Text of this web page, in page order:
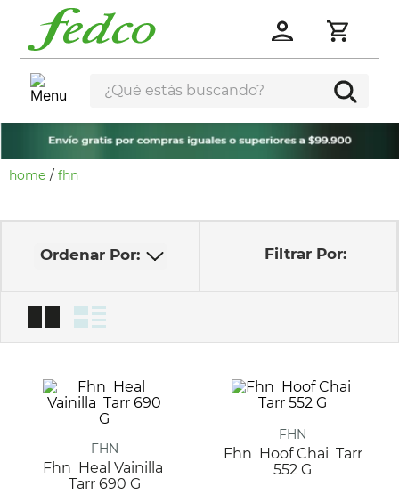
¿Qué estás buscando?
fhn
FHN
Fhn Heal Vainilla
Tarr 690 G
FHN
Fhn Hoof Chai Tarr
552 G